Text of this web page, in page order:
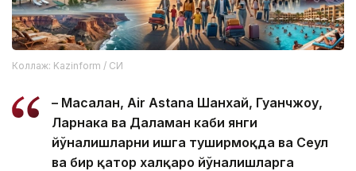
Коллаж: Kazinform / СИ
– Масалан, Air Astana Шанхай, Гуанчжоу,
Ларнака ва Даламан каби янги
йўналишларни ишга туширмоқда ва Сеул
ва бир қатор халқаро йўналишларга